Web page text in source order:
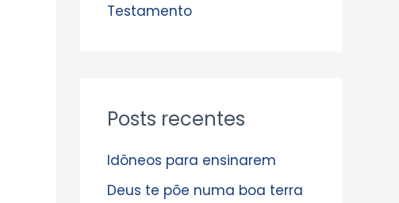
Testamento
Posts recentes
Idôneos para ensinarem
Deus te põe numa boa terra